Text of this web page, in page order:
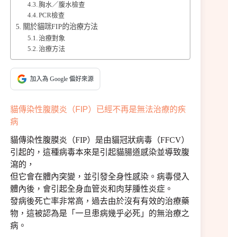
胸水／腹水檢查
PCR檢查
關於貓咪FIP的治療方法
治療對象
治療方法
加入為 Google 偏好來源
貓傳染性腹膜炎（FIP）已經不再是無法治療的疾
病
貓傳染性腹膜炎（FIP）是由貓冠狀病毒（FFCV）
引起的，這種病毒本來是引起貓腸道感染並導致腹
瀉的，
但它會在體內突變，並引發全身性感染。病毒侵入
體內後，會引起全身血管炎和肉芽腫性炎症。
發病後死亡率非常高，過去由於沒有有效的治療藥
物，這被認為是「一旦患病幾乎必死」的無治療之
病。